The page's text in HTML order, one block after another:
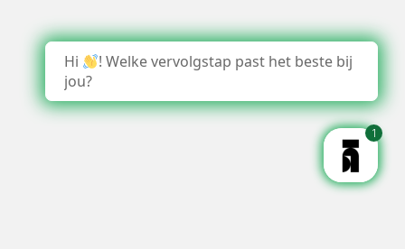
Hi
! Welke vervolgstap past het beste bij
jou?
1